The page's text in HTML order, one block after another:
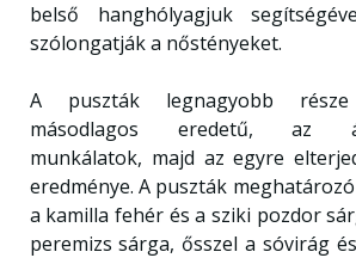
belső hanghólyagjuk
szólongatják a nőstényeket.
A puszták legnagyobb
másodlagos eredetű, az
munkálatok, majd az egyre
eredménye. A puszták
a kamilla fehér és a sziki pozdor
peremizs sárga, ősszel a sóvirág